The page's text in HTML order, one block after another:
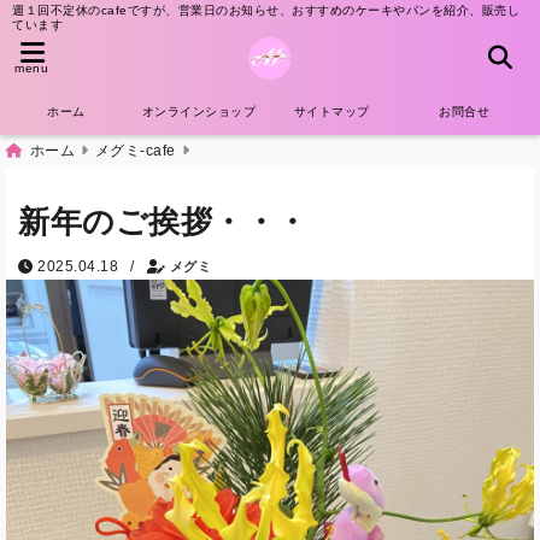
週１回不定休のcafeですが、営業日のお知らせ、おすすめのケーキやパンを紹介、販売し
ています
menu
ホーム オンラインショップ サイトマップ お問合せ
ホーム メグミ-cafe
新年のご挨拶・・・
2025.04.18 / メグミ